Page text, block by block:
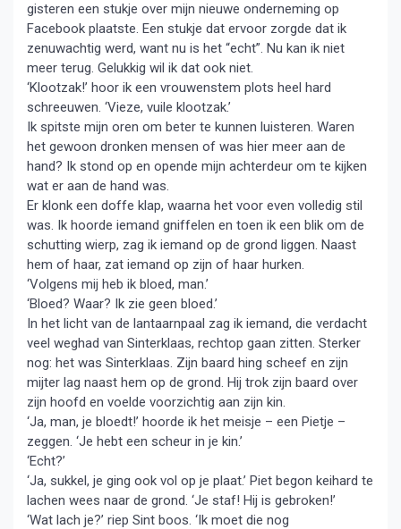
gisteren een stukje over mijn nieuwe onderneming op
Facebook plaatste. Een stukje dat ervoor zorgde dat ik
zenuwachtig werd, want nu is het “echt”. Nu kan ik niet
meer terug. Gelukkig wil ik dat ook niet.
‘Klootzak!’ hoor ik een vrouwenstem plots heel hard
schreeuwen. ‘Vieze, vuile klootzak.’
Ik spitste mijn oren om beter te kunnen luisteren. Waren
het gewoon dronken mensen of was hier meer aan de
hand? Ik stond op en opende mijn achterdeur om te kijken
wat er aan de hand was.
Er klonk een doffe klap, waarna het voor even volledig stil
was. Ik hoorde iemand gniffelen en toen ik een blik om de
schutting wierp, zag ik iemand op de grond liggen. Naast
hem of haar, zat iemand op zijn of haar hurken.
‘Volgens mij heb ik bloed, man.’
‘Bloed? Waar? Ik zie geen bloed.’
In het licht van de lantaarnpaal zag ik iemand, die verdacht
veel weghad van Sinterklaas, rechtop gaan zitten. Sterker
nog: het was Sinterklaas. Zijn baard hing scheef en zijn
mijter lag naast hem op de grond. Hij trok zijn baard over
zijn hoofd en voelde voorzichtig aan zijn kin.
‘Ja, man, je bloedt!’ hoorde ik het meisje – een Pietje –
zeggen. ‘Je hebt een scheur in je kin.’
‘Echt?’
‘Ja, sukkel, je ging ook vol op je plaat.’ Piet begon keihard te
lachen wees naar de grond. ‘Je staf! Hij is gebroken!’
‘Wat lach je?’ riep Sint boos. ‘Ik moet die nog